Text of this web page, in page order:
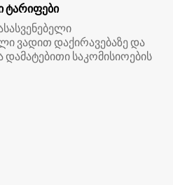
ტარიფები
ვადით დაქირავებაზე და
საკომისიოების